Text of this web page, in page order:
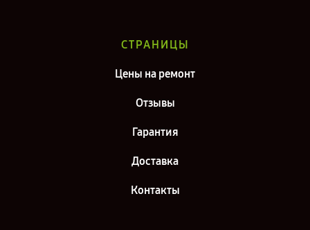
СТРАНИЦЫ
Цены на ремонт
Отзывы
Гарантия
Доставка
Контакты